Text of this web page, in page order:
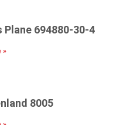
Plane 694880-30-4
»
8005